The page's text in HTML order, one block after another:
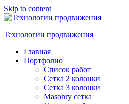
Skip to content
Технологии продвижения
Главная
Портфолио
Список работ
Сетка 2 колонки
Сетка 3 колонки
Masonry сетка